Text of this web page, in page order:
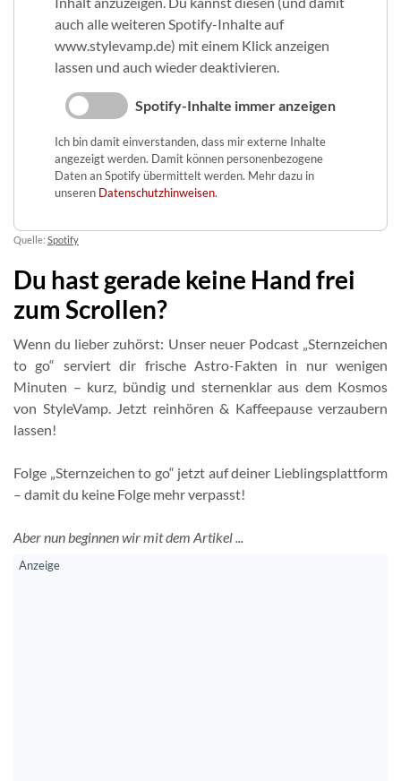
auch alle weiteren Spotify-Inhalte auf
www.stylevamp.de) mit einem Klick anzeigen
lassen und auch wieder deaktivieren.
Spotify-Inhalte immer anzeigen
Ich bin damit einverstanden, dass mir externe Inhalte
angezeigt werden. Damit können personenbezogene
Daten an Spotify übermittelt werden. Mehr dazu in
unseren Datenschutzhinweisen.
Quelle: Spotify
Du hast gerade keine Hand frei
zum Scrollen?
Wenn du lieber zuhörst: Unser neuer Podcast „Sternzeichen
to go“ serviert dir frische Astro-Fakten in nur wenigen
Minuten – kurz, bündig und sternenklar aus dem Kosmos
von StyleVamp. Jetzt reinhören & Kaffeepause verzaubern
lassen!
Folge „Sternzeichen to go“ jetzt auf deiner Lieblingsplattform
– damit du keine Folge mehr verpasst!
Aber nun beginnen wir mit dem Artikel ...